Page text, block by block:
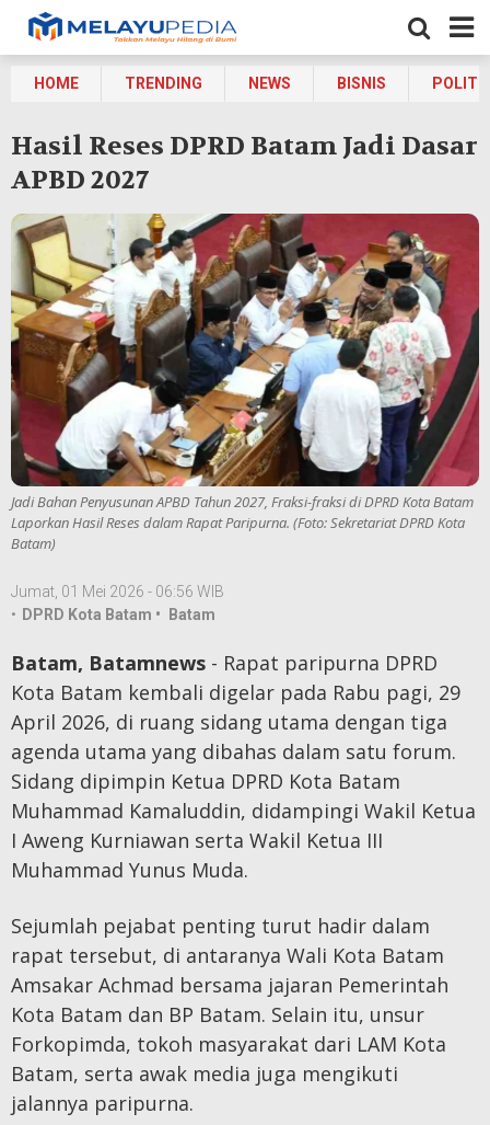
HOME TRENDING NEWS BISNIS
Hasil Reses DPRD Batam Jadi Dasar
APBD 2027
Jadi Bahan Penyusunan APBD Tahun 2027, Fraksi-fraksi di DPRD Kota Batam
Laporkan Hasil Reses dalam Rapat Paripurna. (Foto: Sekretariat DPRD Kota
Batam)
Jumat, 01 Mei 2026 - 06:56 WIB
• DPRD Kota Batam • Batam
Batam, Batamnews - Rapat paripurna DPRD
Kota Batam kembali digelar pada Rabu pagi, 29
April 2026, di ruang sidang utama dengan tiga
agenda utama yang dibahas dalam satu forum.
Sidang dipimpin Ketua DPRD Kota Batam
Muhammad Kamaluddin, didampingi Wakil Ketua
I Aweng Kurniawan serta Wakil Ketua III
Muhammad Yunus Muda.
Sejumlah pejabat penting turut hadir dalam
rapat tersebut, di antaranya Wali Kota Batam
Amsakar Achmad bersama jajaran Pemerintah
Kota Batam dan BP Batam. Selain itu, unsur
Forkopimda, tokoh masyarakat dari LAM Kota
Batam, serta awak media juga mengikuti
jalannya paripurna.